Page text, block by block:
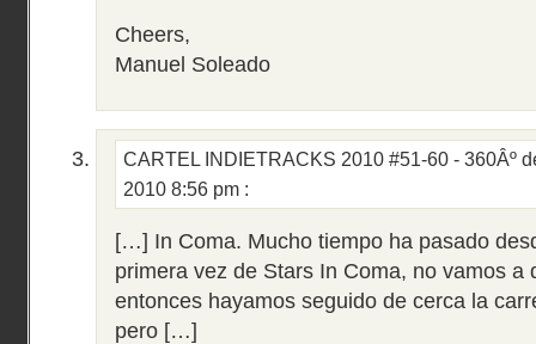
Cheers,
Manuel Soleado
CARTEL INDIETRACKS 2010 #51-60 - 360Âº
2010 8:56 pm :
[…] In Coma. Mucho tiempo ha pasado
primera vez de Stars In Coma, no vamos a
entonces hayamos seguido de cerca la
pero […]